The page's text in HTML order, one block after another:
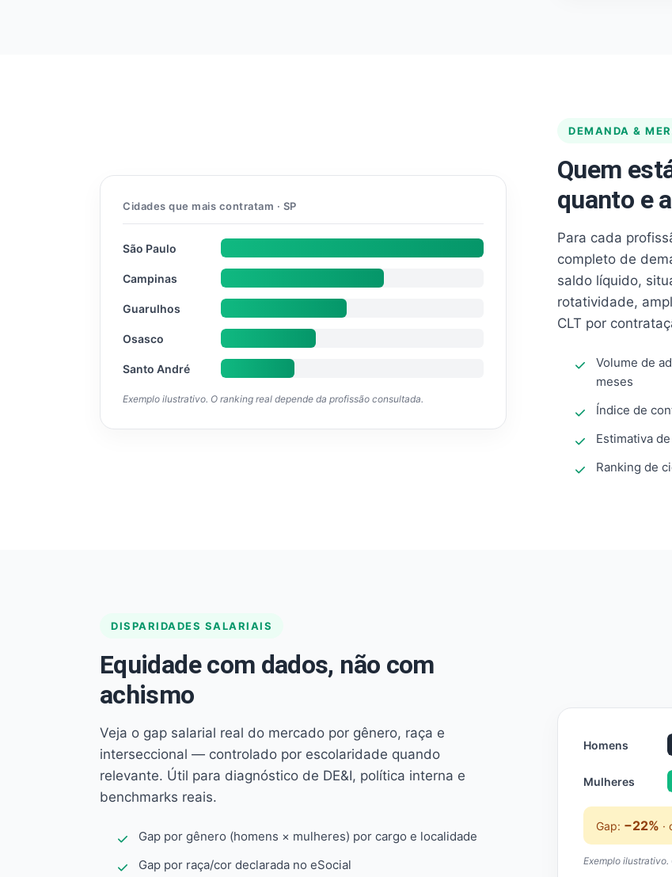
DEMANDA &
Quem
quanto e
Para cada
completo de
saldo líquido,
rotatividade,
CLT por
Volume de
meses
Índice de
Estimativa de
Ranking de
Cidades que mais contratam · SP
São Paulo
Campinas
Guarulhos
Osasco
Santo André
Exemplo ilustrativo. O ranking real depende da profissão consultada.
DISPARIDADES SALARIAIS
Equidade com dados, não com
achismo
Veja o gap salarial real do mercado por gênero, raça e
interseccional — controlado por escolaridade quando
relevante. Útil para diagnóstico de DE&I, política interna e
benchmarks reais.
Gap por gênero (homens × mulheres) por cargo e localidade
Gap por raça/cor declarada no eSocial
Homens
Mulheres
Gap: −22% ·
Exemplo ilustrativo.